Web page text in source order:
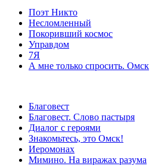
Поэт Никто
Несломленный
Покоривший космос
Управдом
7Я
А мне только спросить. Омск
Благовест
Благовест. Слово пастыря
Диалог с героями
Знакомьтесь, это Омск!
Иеромонах
Мимино. На виражах разума